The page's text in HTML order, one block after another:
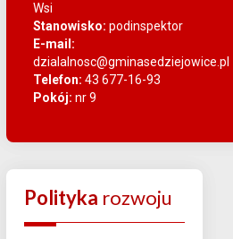
Wsi
Stanowisko: podinspektor
E-mail:
dzialalnosc@gminasedziejowice.pl
Telefon: 43 677-16-93
Pokój: nr 9
Polityka rozwoju